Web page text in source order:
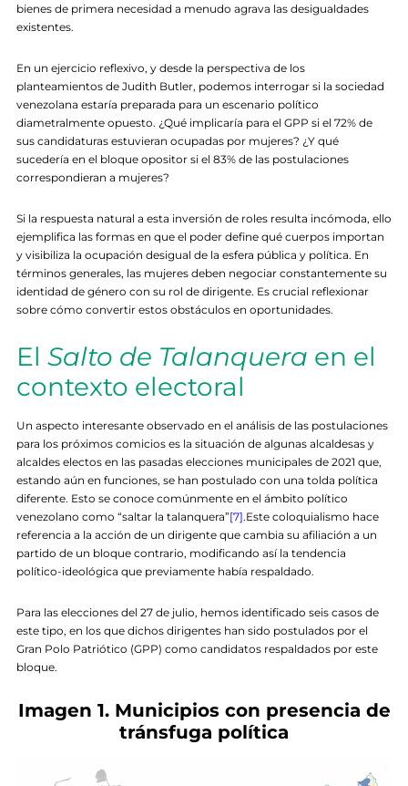
bienes de primera necesidad a menudo agrava las desigualdades
existentes.
En un ejercicio reflexivo, y desde la perspectiva de los
planteamientos de Judith Butler, podemos interrogar si la sociedad
venezolana estaría preparada para un escenario político
diametralmente opuesto. ¿Qué implicaría para el GPP si el 72% de
sus candidaturas estuvieran ocupadas por mujeres? ¿Y qué
sucedería en el bloque opositor si el 83% de las postulaciones
correspondieran a mujeres?
Si la respuesta natural a esta inversión de roles resulta incómoda, ello
ejemplifica las formas en que el poder define qué cuerpos importan
y visibiliza la ocupación desigual de la esfera pública y política. En
términos generales, las mujeres deben negociar constantemente su
identidad de género con su rol de dirigente. Es crucial reflexionar
sobre cómo convertir estos obstáculos en oportunidades.
El Salto de Talanquera en el
contexto electoral
Un aspecto interesante observado en el análisis de las postulaciones
para los próximos comicios es la situación de algunas alcaldesas y
alcaldes electos en las pasadas elecciones municipales de 2021 que,
estando aún en funciones, se han postulado con una tolda política
diferente. Esto se conoce comúnmente en el ámbito político
venezolano como “saltar la talanquera”[7].Este coloquialismo hace
referencia a la acción de un dirigente que cambia su afiliación a un
partido de un bloque contrario, modificando así la tendencia
político-ideológica que previamente había respaldado.
Para las elecciones del 27 de julio, hemos identificado seis casos de
este tipo, en los que dichos dirigentes han sido postulados por el
Gran Polo Patriótico (GPP) como candidatos respaldados por este
bloque.
Imagen 1. Municipios con presencia de
tránsfuga política